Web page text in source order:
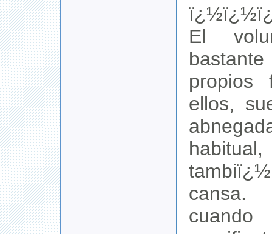
El
propios
ellos,
cansa.